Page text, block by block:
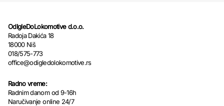
OdIgleDoLokomotive d.o.o.
Radoja Dakića 18
18000 Niš
018/575-773
office@odigledolokomotive.rs
Radno vreme:
Radnim danom od 9-16h
Naručivanje online 24/7